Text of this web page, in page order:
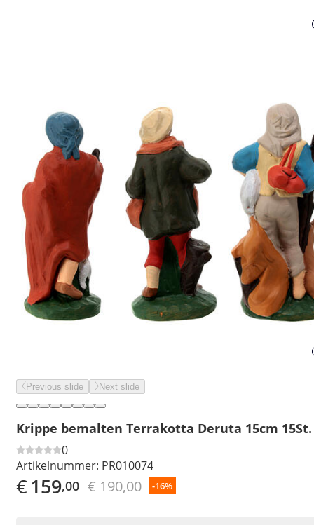
Previous slide Next slide
Krippe bemalten Terrakotta Deruta 15cm 15St.
0
Artikelnummer: PR010074
€159,00 € 190,00 -16%